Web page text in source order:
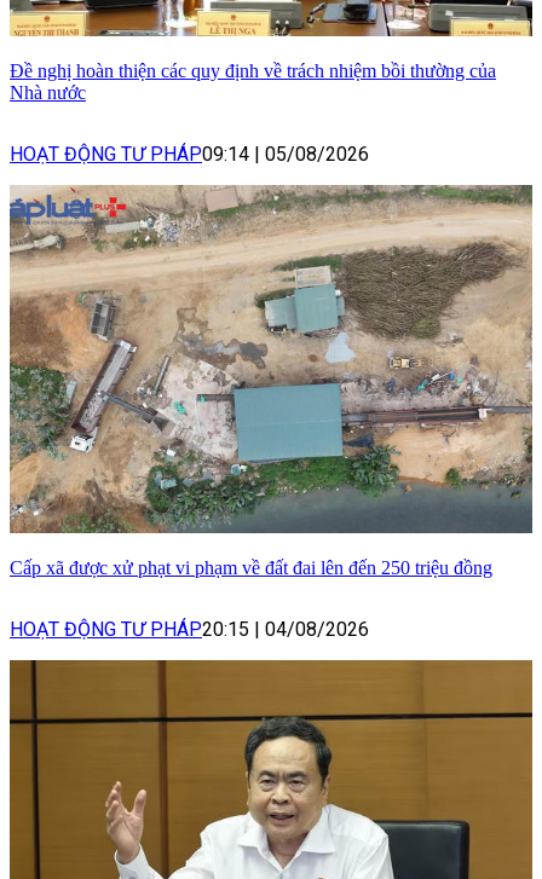
Đề nghị hoàn thiện các quy định về trách nhiệm bồi thường của
Nhà nước
HOẠT ĐỘNG TƯ PHÁP09:14 05/08/2026
Cấp xã được xử phạt vi phạm về đất đai lên đến 250 triệu đồng
HOẠT ĐỘNG TƯ PHÁP20:15 04/08/2026